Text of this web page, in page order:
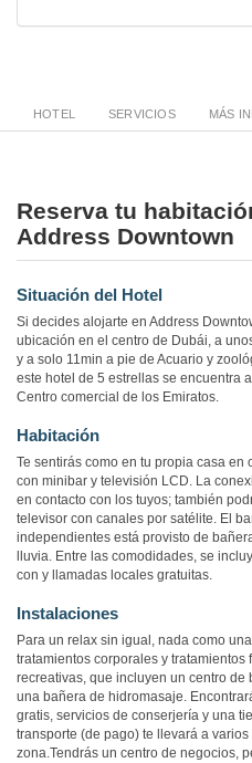
HOTEL SERVICIOS MÁS
Reserva tu
Address Downtown
Situación del Hotel
Si decides alojarte en Address
ubicación en el centro de Dubái, a
y a solo 11min a pie de Acuario y
este hotel de 5 estrellas se encuentra
Centro comercial de los Emiratos.
Habitación
Te sentirás como en tu propia casa
con minibar y televisión LCD. La
en contacto con los tuyos; también
televisor con canales por satélite. El
independientes está provisto de
lluvia. Entre las comodidades, se
con y llamadas locales gratuitas.
Instalaciones
Para un relax sin igual, nada como
tratamientos corporales y
recreativas, que incluyen un centro
una bañera de hidromasaje.
gratis, servicios de conserjería y una
transporte (de pago) te llevará a
zona.Tendrás un centro de negocios,